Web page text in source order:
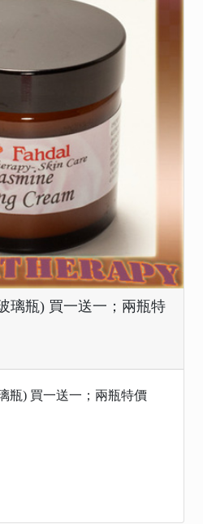
璃瓶) 買一送一；兩瓶特
瓶) 買一送一；兩瓶特價